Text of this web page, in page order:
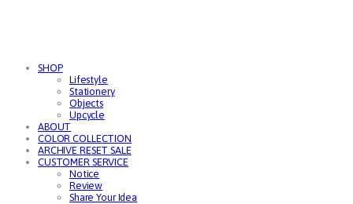
SHOP
Lifestyle
Stationery
Objects
Upcycle
ABOUT
COLOR COLLECTION
ARCHIVE RESET SALE
CUSTOMER SERVICE
Notice
Review
Share Your Idea